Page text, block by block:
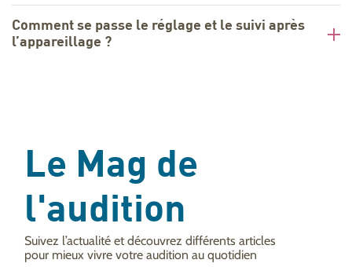
Comment se passe le réglage et le suivi après
l’appareillage ?
Le Mag de
l'audition
Suivez l’actualité et découvrez différents articles
pour mieux vivre votre audition au quotidien